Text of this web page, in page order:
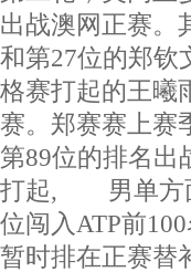
出战澳网正赛。
和第27位的郑钦
格赛打起的王曦
赛。郑赛赛上赛
第89位的排名
打起, 男单方面
位闯入ATP前
暂时排在正赛替